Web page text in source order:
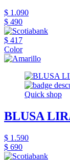
$ 1.090
$ 490
$ 417
Color
Quick shop
BLUSA
$ 1.590
$ 690